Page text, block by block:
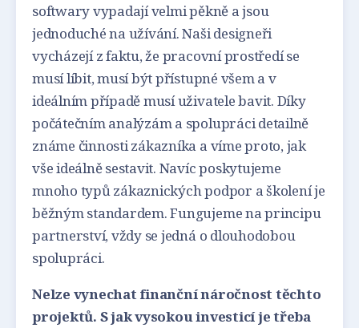
softwary vypadají velmi pěkně a jsou
jednoduché na užívání. Naši designeři
vycházejí z faktu, že pracovní prostředí se
musí líbit, musí být přístupné všem a v
ideálním případě musí uživatele bavit. Díky
počátečním analýzám a spolupráci detailně
známe činnosti zákazníka a víme proto, jak
vše ideálně sestavit. Navíc poskytujeme
mnoho typů zákaznických podpor a školení je
běžným standardem. Fungujeme na principu
partnerství, vždy se jedná o dlouhodobou
spolupráci.
Nelze vynechat finanční náročnost těchto
projektů. S jak vysokou investicí je třeba